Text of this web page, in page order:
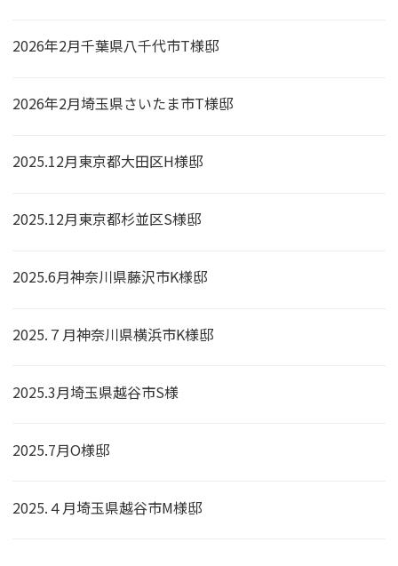
2026年2月千葉県八千代市T様邸
2026年2月埼玉県さいたま市T様邸
2025.12月東京都大田区H様邸
2025.12月東京都杉並区S様邸
2025.6月神奈川県藤沢市K様邸
2025.７月神奈川県横浜市K様邸
2025.3月埼玉県越谷市S様
2025.7月O様邸
2025.４月埼玉県越谷市M様邸